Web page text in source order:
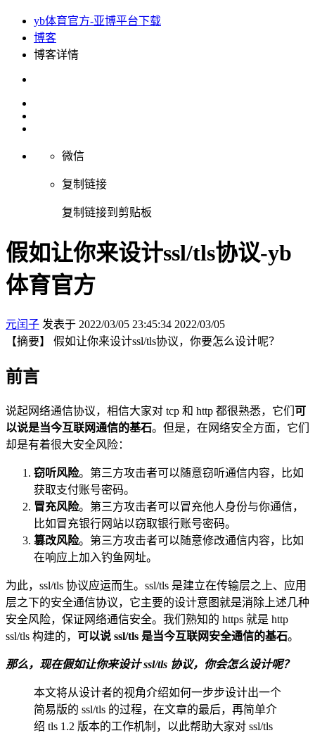
yb体育官方-亚博平台下载
博客
博客详情
微信
复制链接
复制链接到剪贴板
假如让你来设计ssl/tls协议-yb
体育官方
元闰子 发表于 2022/03/05 23:45:34 2022/03/05
【摘要】 假如让你来设计ssl/tls协议，你要怎么设计呢？
前言
说起网络通信协议，相信大家对 tcp 和 http 都很熟悉，它们 可
以说是当今互联网通信的基石。但是，在网络安全方面，它们
却是有着很大安全风险：
窃听风险。第三方攻击者可以随意窃听通信内容，比如
获取支付账号密码。
冒充风险。第三方攻击者可以冒充他人身份与你通信，
比如冒充银行网站以窃取银行账号密码。
篡改风险。第三方攻击者可以随意修改通信内容，比如
在响应上加入钓鱼网址。
为此，ssl/tls 协议应运而生。ssl/tls 是建立在传输层之上、应用
层之下的安全通信协议，它主要的设计意图就是消除上述几种
安全风险，保证网络通信安全。我们熟知的 https 就是 http
ssl/tls 构建的， 可以说 ssl/tls 是当今互联网安全通信的基石。
那么，现在假如让你来设计 ssl/tls 协议，你会怎么设计呢？
本文将从设计者的视角介绍如何一步步设计出一个
简易版的 ssl/tls 的过程，在文章的最后，再简单介
绍 tls 1.2 版本的工作机制，以此帮助大家对 ssl/tls